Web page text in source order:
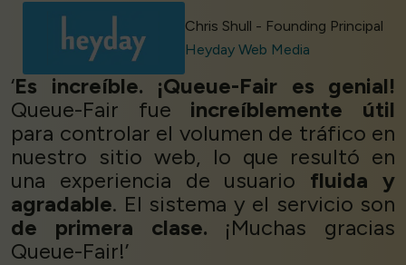
Chris Shull - Founding Principal
Heyday Web Media
‘Es increíble. ¡Queue-Fair es genial!
Queue-Fair fue increíblemente útil
para controlar el volumen de tráfico en
nuestro sitio web, lo que resultó en
una experiencia de usuario fluida y
agradable. El sistema y el servicio son
de primera clase. ¡Muchas gracias
Queue-Fair!’